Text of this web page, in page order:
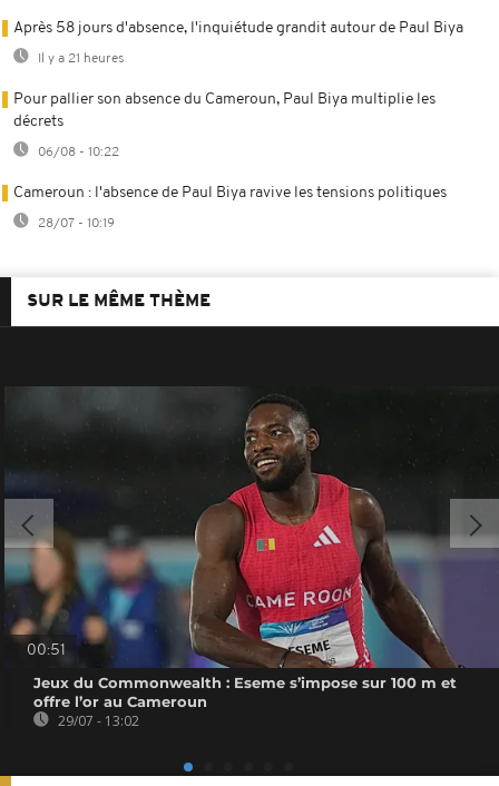
Après 58 jours d'absence, l'inquiétude grandit autour de Paul Biya
Il y a 21 heures
Pour pallier son absence du Cameroun, Paul Biya multiplie les
décrets
06/08 - 10:22
Cameroun : l'absence de Paul Biya ravive les tensions politiques
28/07 - 10:19
SUR LE MÊME THÈME
00:51
Jeux du Commonwealth : Eseme s’impose sur 100 m et
offre l’or au Cameroun
29/07 - 13:02